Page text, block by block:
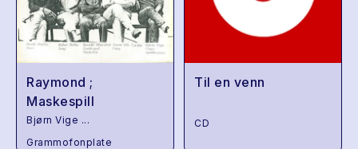
Raymond ;
Maskespill
Bjørn Vige ...
Grammofonplate
Til en venn
CD